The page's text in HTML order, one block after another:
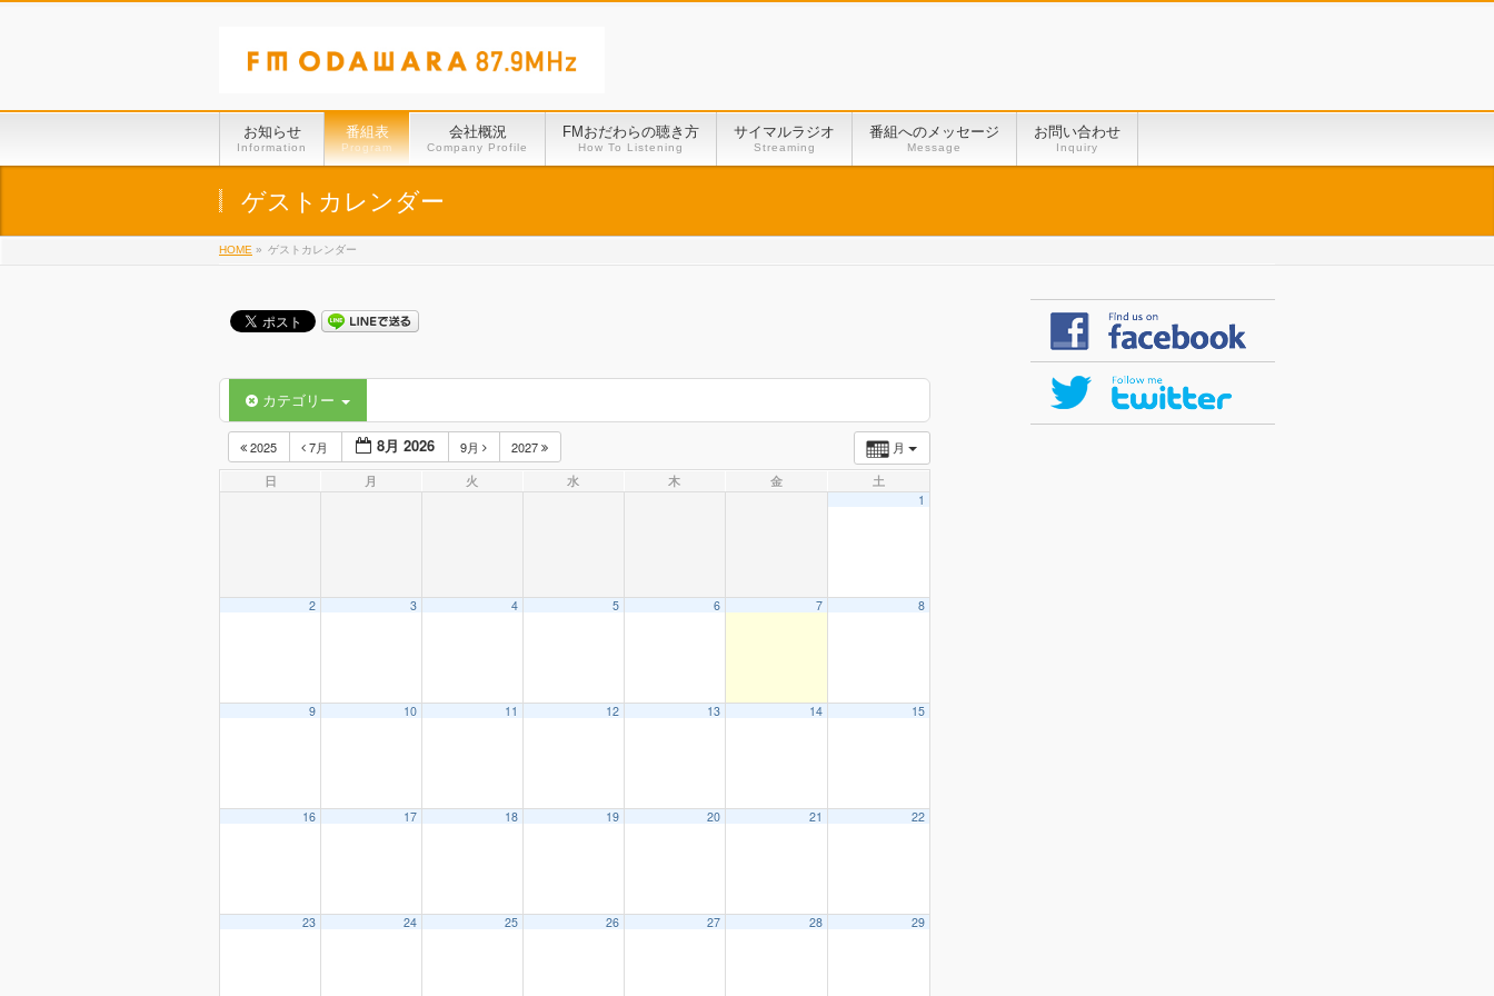
お知らせ
Information
番組表
Program
会社概況
Company Profile
FMおだわらの聴き方
How To Listening
サイマルラジオ
Streaming
番組へのメッセージ
Message
お問い合わせ
Inquiry
ゲストカレンダー
HOME » ゲストカレンダー
カテゴリー
月
2025 7月 8月 2026 9月
2027
日
月 火 水 木 金 土
1
2 3 4 5 6 7 8
9 10 11 12 13 14 15
16 17 18 19 20 21 22
23 24 25 26 27 28 29